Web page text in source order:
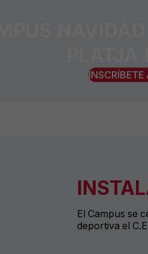
INSCRÍBETE
El Campus se
deportiva el